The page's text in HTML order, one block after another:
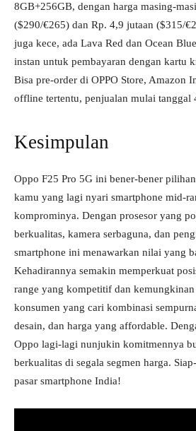
8GB+256GB, dengan harga masing-
($290/€265) dan Rp. 4,9 jutaan ($315/
juga kece, ada Lava Red dan Ocean
instan untuk pembayaran dengan kartu
Bisa pre-order di OPPO Store, Amazon
offline tertentu, penjualan mulai tanggal
Kesimpulan
Oppo F25 Pro 5G ini bener-bener
kamu yang lagi nyari smartphone mid-
komprominya. Dengan prosesor yang
berkualitas, kamera serbaguna, dan
smartphone ini menawarkan nilai yang
Kehadirannya semakin memperkuat
range yang kompetitif dan
konsumen yang cari kombinasi
desain, dan harga yang affordable.
Oppo lagi-lagi nunjukin komitmennya
berkualitas di segala segmen harga.
pasar smartphone India!